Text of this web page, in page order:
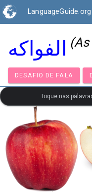
LanguageGuide.org
الفواكه
DESAFIO DE FALA
Toque nas